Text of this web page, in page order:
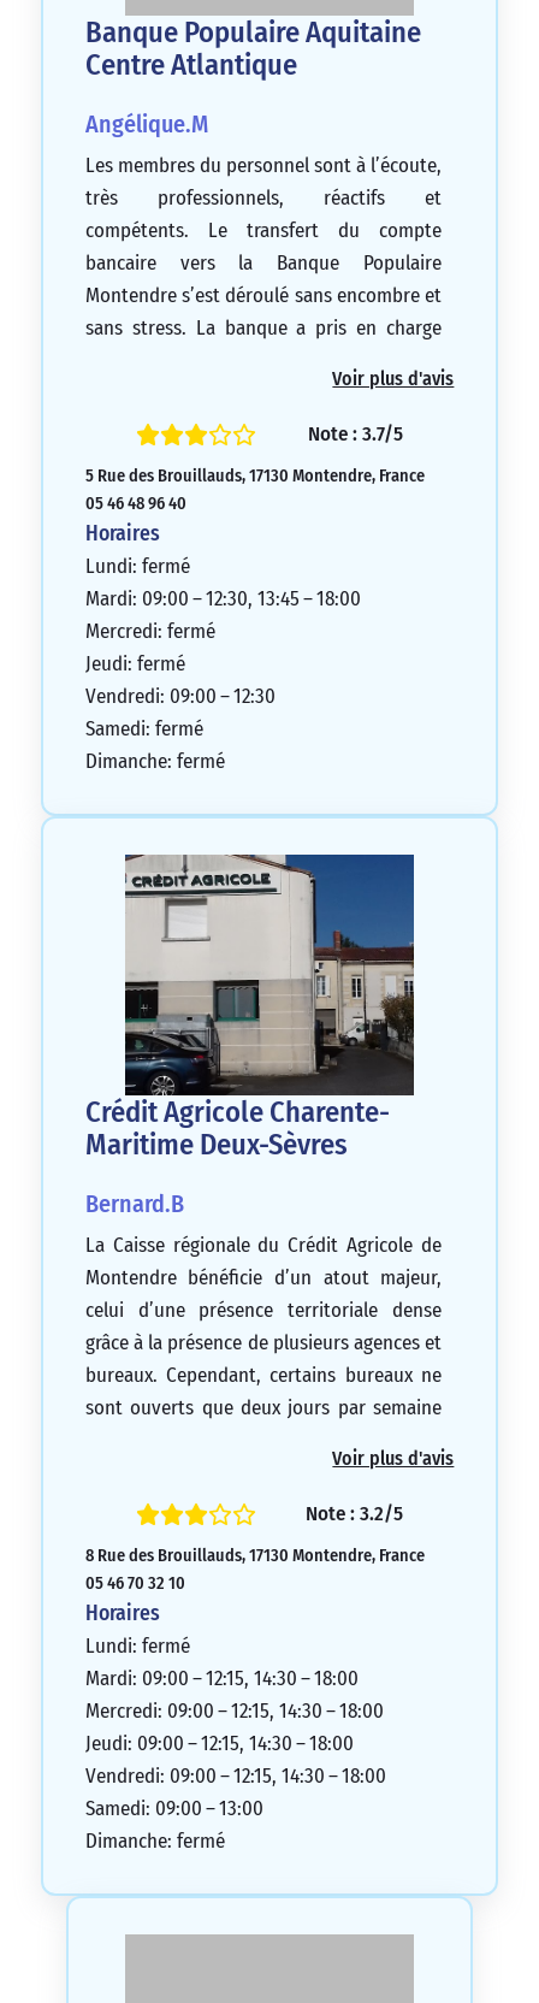
Banque Populaire Aquitaine
Centre Atlantique
Angélique.M
Les membres du personnel sont à l’écoute,
très professionnels, réactifs et
compétents. Le transfert du compte
bancaire vers la Banque Populaire
Montendre s’est déroulé sans encombre et
sans stress. La banque a pris en charge
vivement cette agence et je regrette de ne
pas avoir effectué cette transition plus
Voir plus d'avis
Note : 3.7/5
5 Rue des Brouillauds, 17130 Montendre, France
05 46 48 96 40
Horaires
Lundi: fermé
Mardi: 09:00 – 12:30, 13:45 – 18:00
Mercredi: fermé
Jeudi: fermé
Vendredi: 09:00 – 12:30
Samedi: fermé
Dimanche: fermé
Crédit Agricole Charente-
Maritime Deux-Sèvres
Bernard.B
La Caisse régionale du Crédit Agricole de
Montendre bénéficie d’un atout majeur,
celui d’une présence territoriale dense
grâce à la présence de plusieurs agences et
bureaux. Cependant, certains bureaux ne
sont ouverts que deux jours par semaine
guichets automatiques sont disponibles.
Depuis le début d’octobre 2018, l’agence
Les clients y sont donc accueillis dans une
annexe attenante.
Voir plus d'avis
Note : 3.2/5
8 Rue des Brouillauds, 17130 Montendre, France
05 46 70 32 10
Horaires
Lundi: fermé
Mardi: 09:00 – 12:15, 14:30 – 18:00
Mercredi: 09:00 – 12:15, 14:30 – 18:00
Jeudi: 09:00 – 12:15, 14:30 – 18:00
Vendredi: 09:00 – 12:15, 14:30 – 18:00
Samedi: 09:00 – 13:00
Dimanche: fermé